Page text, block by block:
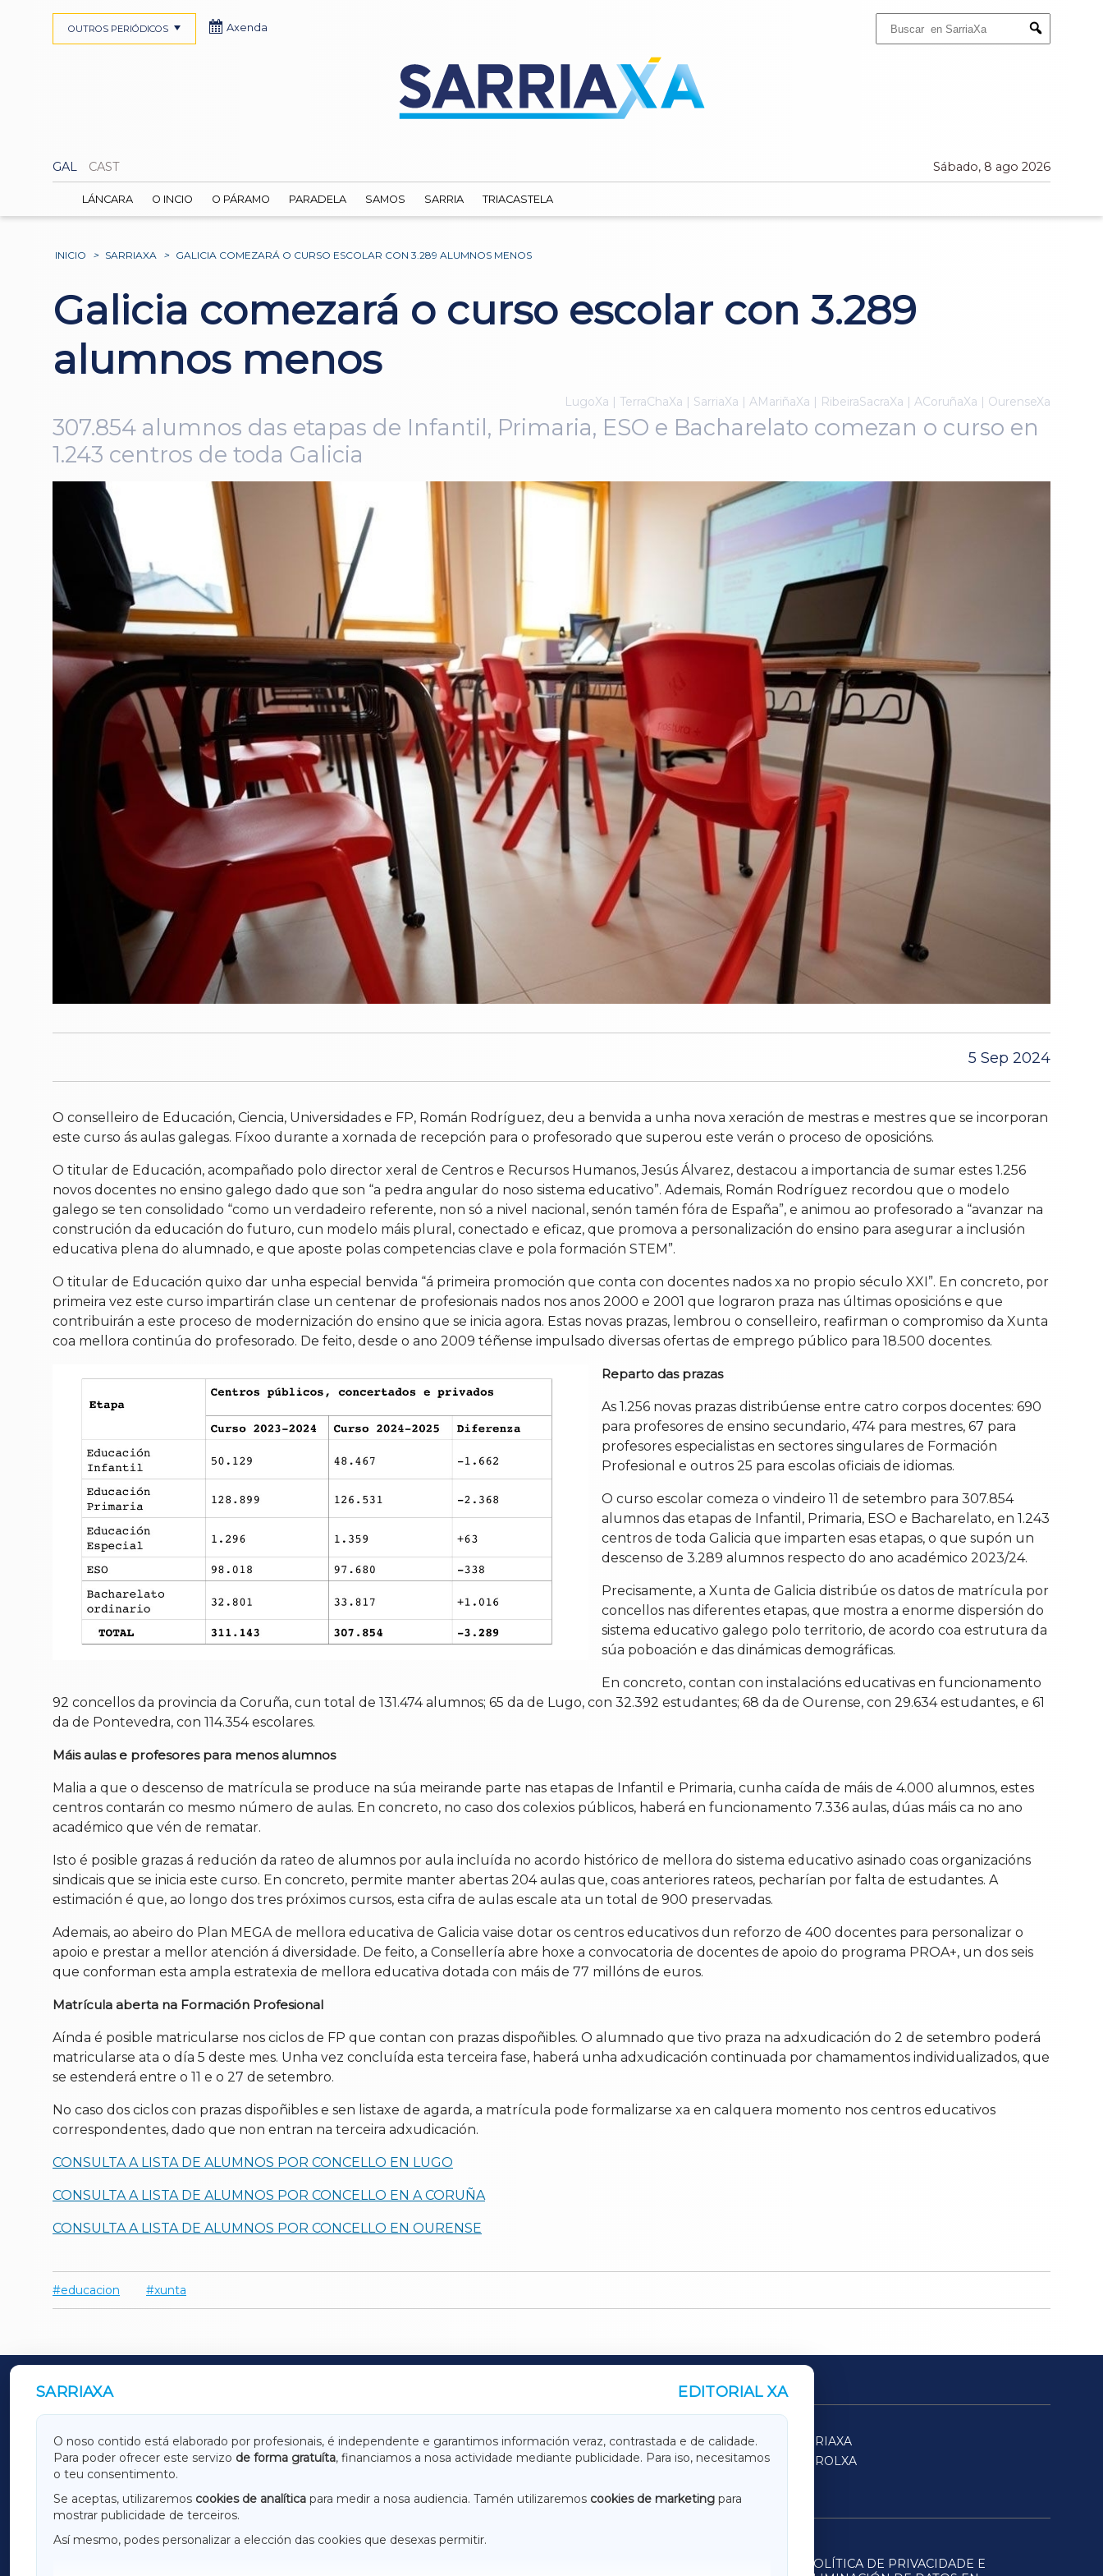
Submit
GAL CAST Sábado, 8 ago 2026
OUTROS PERIÓDICOS Axenda
LÁNCARA O INCIO O PÁRAMO PARADELA SAMOS SARRIA TRIACASTELA
INICIO > SARRIAXA > GALICIA COMEZARÁ O CURSO ESCOLAR CON 3.289 ALUMNOS MENOS
Galicia comezará o curso escolar con 3.289
alumnos menos
LugoXa | TerraChaXa | SarriaXa | AMariñaXa | RibeiraSacraXa | ACoruñaXa | OurenseXa
307.854 alumnos das etapas de Infantil, Primaria, ESO e Bacharelato comezan o curso en
1.243 centros de toda Galicia
5 Sep 2024
O conselleiro de Educación, Ciencia, Universidades e FP, Román Rodríguez, deu a benvida a unha nova xeración de mestras e mestres que se incorporan
este curso ás aulas galegas. Fíxoo durante a xornada de recepción para o profesorado que superou este verán o proceso de oposicións.
O titular de Educación, acompañado polo director xeral de Centros e Recursos Humanos, Jesús Álvarez, destacou a importancia de sumar estes 1.256
novos docentes no ensino galego dado que son “a pedra angular do noso sistema educativo”. Ademais, Román Rodríguez recordou que o modelo
galego se ten consolidado “como un verdadeiro referente, non só a nivel nacional, senón tamén fóra de España”, e animou ao profesorado a “avanzar na
construción da educación do futuro, cun modelo máis plural, conectado e eficaz, que promova a personalización do ensino para asegurar a inclusión
educativa plena do alumnado, e que aposte polas competencias clave e pola formación STEM”.
O titular de Educación quixo dar unha especial benvida “á primeira promoción que conta con docentes nados xa no propio século XXI”. En concreto, por
primeira vez este curso impartirán clase un centenar de profesionais nados nos anos 2000 e 2001 que lograron praza nas últimas oposicións e que
contribuirán a este proceso de modernización do ensino que se inicia agora. Estas novas prazas, lembrou o conselleiro, reafirman o compromiso da Xunta
coa mellora continúa do profesorado. De feito, desde o ano 2009 téñense impulsado diversas ofertas de emprego público para 18.500 docentes.
Reparto das prazas
As 1.256 novas prazas distribúense entre catro corpos docentes: 690
para profesores de ensino secundario, 474 para mestres, 67 para
profesores especialistas en sectores singulares de Formación
Profesional e outros 25 para escolas oficiais de idiomas.
O curso escolar comeza o vindeiro 11 de setembro para 307.854
alumnos das etapas de Infantil, Primaria, ESO e Bacharelato, en 1.243
centros de toda Galicia que imparten esas etapas, o que supón un
descenso de 3.289 alumnos respecto do ano académico 2023/24.
Precisamente, a Xunta de Galicia distribúe os datos de matrícula por
concellos nas diferentes etapas, que mostra a enorme dispersión do
sistema educativo galego polo territorio, de acordo coa estrutura da
súa poboación e das dinámicas demográficas.
En concreto, contan con instalacións educativas en funcionamento
92 concellos da provincia da Coruña, cun total de 131.474 alumnos; 65 da de Lugo, con 32.392 estudantes; 68 da de Ourense, con 29.634 estudantes, e 61
da de Pontevedra, con 114.354 escolares.
Máis aulas e profesores para menos alumnos
Malia a que o descenso de matrícula se produce na súa meirande parte nas etapas de Infantil e Primaria, cunha caída de máis de 4.000 alumnos, estes
centros contarán co mesmo número de aulas. En concreto, no caso dos colexios públicos, haberá en funcionamento 7.336 aulas, dúas máis ca no ano
académico que vén de rematar.
Isto é posible grazas á redución da rateo de alumnos por aula incluída no acordo histórico de mellora do sistema educativo asinado coas organizacións
sindicais que se inicia este curso. En concreto, permite manter abertas 204 aulas que, coas anteriores rateos, pecharían por falta de estudantes. A
estimación é que, ao longo dos tres próximos cursos, esta cifra de aulas escale ata un total de 900 preservadas.
Ademais, ao abeiro do Plan MEGA de mellora educativa de Galicia vaise dotar os centros educativos dun reforzo de 400 docentes para personalizar o
apoio e prestar a mellor atención á diversidade. De feito, a Consellería abre hoxe a convocatoria de docentes de apoio do programa PROA+, un dos seis
que conforman esta ampla estratexia de mellora educativa dotada con máis de 77 millóns de euros.
Matrícula aberta na Formación Profesional
Aínda é posible matricularse nos ciclos de FP que contan con prazas dispoñibles. O alumnado que tivo praza na adxudicación do 2 de setembro poderá
matricularse ata o día 5 deste mes. Unha vez concluída esta terceira fase, haberá unha adxudicación continuada por chamamentos individualizados, que
se estenderá entre o 11 e o 27 de setembro.
No caso dos ciclos con prazas dispoñibles e sen listaxe de agarda, a matrícula pode formalizarse xa en calquera momento nos centros educativos
correspondentes, dado que non entran na terceira adxudicación.
CONSULTA A LISTA DE ALUMNOS POR CONCELLO EN LUGO
CONSULTA A LISTA DE ALUMNOS POR CONCELLO EN A CORUÑA
CONSULTA A LISTA DE ALUMNOS POR CONCELLO EN OURENSE
educacion xunta
SARRIAXA EDITORIAL XA
O noso contido está elaborado por profesionais, é independente e garantimos información veraz, contrastada e de calidade.
Para poder ofrecer este servizo de forma gratuíta, financiamos a nosa actividade mediante publicidade. Para iso, necesitamos
o teu consentimento.
Se aceptas, utilizaremos cookies de analítica para medir a nosa audiencia. Tamén utilizaremos cookies de marketing para
mostrar publicidade de terceiros.
Así mesmo, podes personalizar a elección das cookies que desexas permitir.
OUTROS PERIÓDICOS
GALICIAXA LUGOXA TERRACHAXA
SARRIAXA
AMARIÑAXA
RIBEIRASACRAXA ACORUÑAXA
FERROLXA
OURENSEXA
POLÍTICA DE PRIVACIDADE E